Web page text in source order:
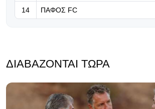
14 ΠΑΦΟΣ FC
ΔΙΑΒΆΖΟΝΤΑΙ ΤΏΡΑ